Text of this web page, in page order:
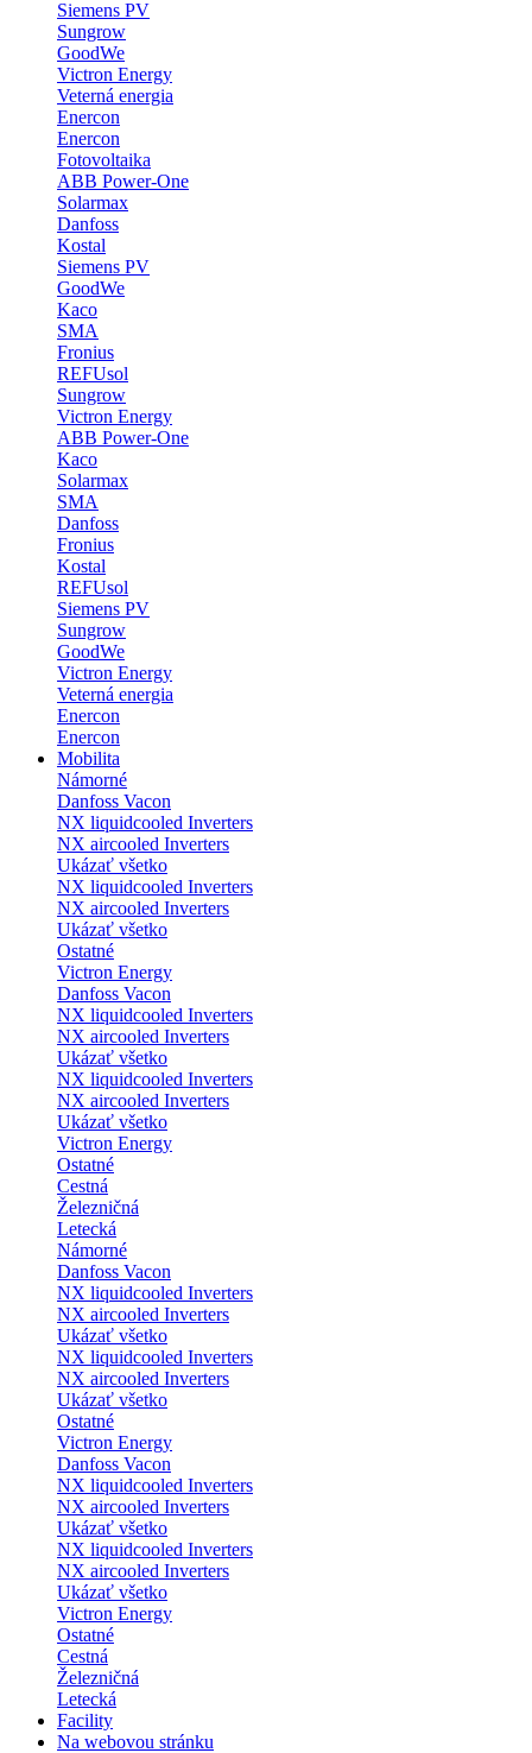
Siemens PV
Sungrow
GoodWe
Victron Energy
Veterná energia
Enercon
Enercon
Fotovoltaika
ABB Power-One
Solarmax
Danfoss
Kostal
Siemens PV
GoodWe
Kaco
SMA
Fronius
REFUsol
Sungrow
Victron Energy
ABB Power-One
Kaco
Solarmax
SMA
Danfoss
Fronius
Kostal
REFUsol
Siemens PV
Sungrow
GoodWe
Victron Energy
Veterná energia
Enercon
Enercon
Mobilita
Námorné
Danfoss Vacon
NX liquidcooled Inverters
NX aircooled Inverters
Ukázať všetko
NX liquidcooled Inverters
NX aircooled Inverters
Ukázať všetko
Ostatné
Victron Energy
Danfoss Vacon
NX liquidcooled Inverters
NX aircooled Inverters
Ukázať všetko
NX liquidcooled Inverters
NX aircooled Inverters
Ukázať všetko
Victron Energy
Ostatné
Cestná
Železničná
Letecká
Námorné
Danfoss Vacon
NX liquidcooled Inverters
NX aircooled Inverters
Ukázať všetko
NX liquidcooled Inverters
NX aircooled Inverters
Ukázať všetko
Ostatné
Victron Energy
Danfoss Vacon
NX liquidcooled Inverters
NX aircooled Inverters
Ukázať všetko
NX liquidcooled Inverters
NX aircooled Inverters
Ukázať všetko
Victron Energy
Ostatné
Cestná
Železničná
Letecká
Facility
Na webovou stránku